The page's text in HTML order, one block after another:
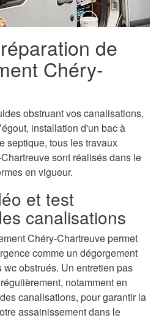
de
Chéry-
obstruant vos canalisations,
installation d'un bac à
septique, tous les travaux
sont réalisés dans le
en vigueur.
et test
canalisations
Chéry-Chartreuve permet
comme un dégorgement
obstrués. Un entretien pas
notamment en
canalisations, pour garantir la
assainissement dans le